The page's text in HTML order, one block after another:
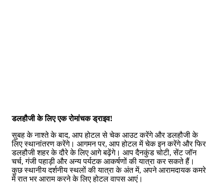
डलहौजी के लिए एक रोमांचक ड्राइव!
सुबह के नाश्ते के बाद, आप होटल से चेक आउट करेंगे और डलहौजी के
लिए स्थानांतरण करेंगे। आगमन पर, आप होटल में चेक इन करेंगे और फिर
डलहौजी शहर के दौरे के लिए आगे बढ़ेंगे। आप दैनकुंड चोटी, सेंट जॉन
चर्च, गंजी पहाड़ी और अन्य पर्यटक आकर्षणों की यात्रा कर सकते हैं।
कुछ स्थानीय दर्शनीय स्थलों की यात्रा के अंत में, अपने आरामदायक कमरे
में रात भर आराम करने के लिए होटल वापस आएं।